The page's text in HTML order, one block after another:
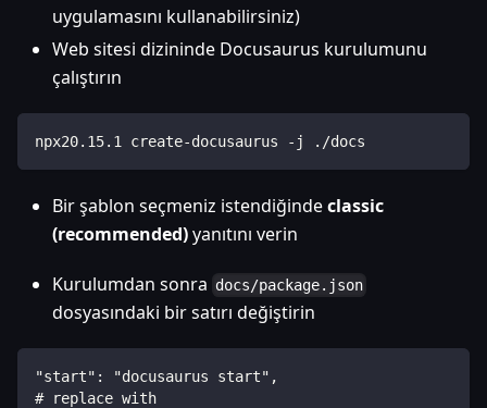
uygulamasını kullanabilirsiniz)
Web sitesi dizininde Docusaurus kurulumunu
çalıştırın
npx20.15.1 create-docusaurus -j ./docs
Bir şablon seçmeniz istendiğindeclassic
(recommended)yanıtını verin
Kurulumdan sonra docs/package.json
dosyasındaki bir satırı değiştirin
"start": "docusaurus start",
# replace with